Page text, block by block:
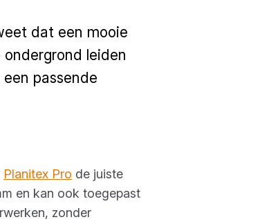
dat een mooie
leiden
passende
Planitex Pro de juiste
en kan ook toegepast
zonder